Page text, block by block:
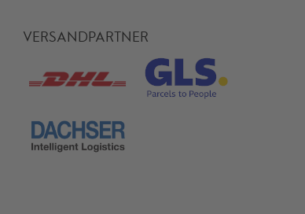
VERSANDPARTNER